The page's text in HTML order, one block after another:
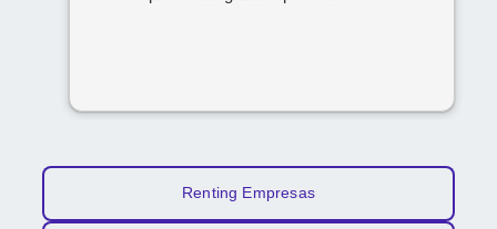
Renting Empresas